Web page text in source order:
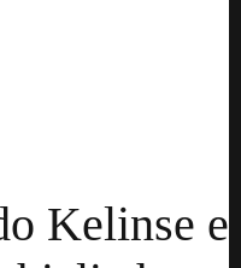
Kelinse e